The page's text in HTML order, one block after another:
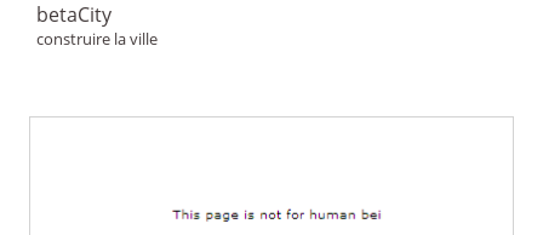
betaCity
construire la ville